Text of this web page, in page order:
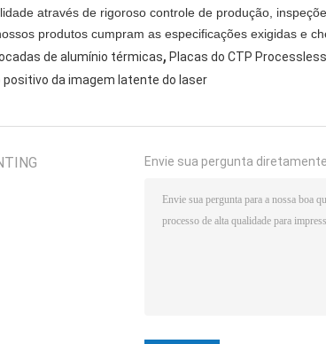
através de rigoroso controle de produção,
produtos cumpram as especificações exigidas e
de alumínio térmicas, Placas do CTP Processless
da imagem latente do laser
Envie sua pergunta